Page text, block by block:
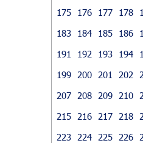
175
176 177 178
183
184 185 186
191
192 193 194
199
200 201 202
207
208 209 210
215
216 217 218
223
224 225 226